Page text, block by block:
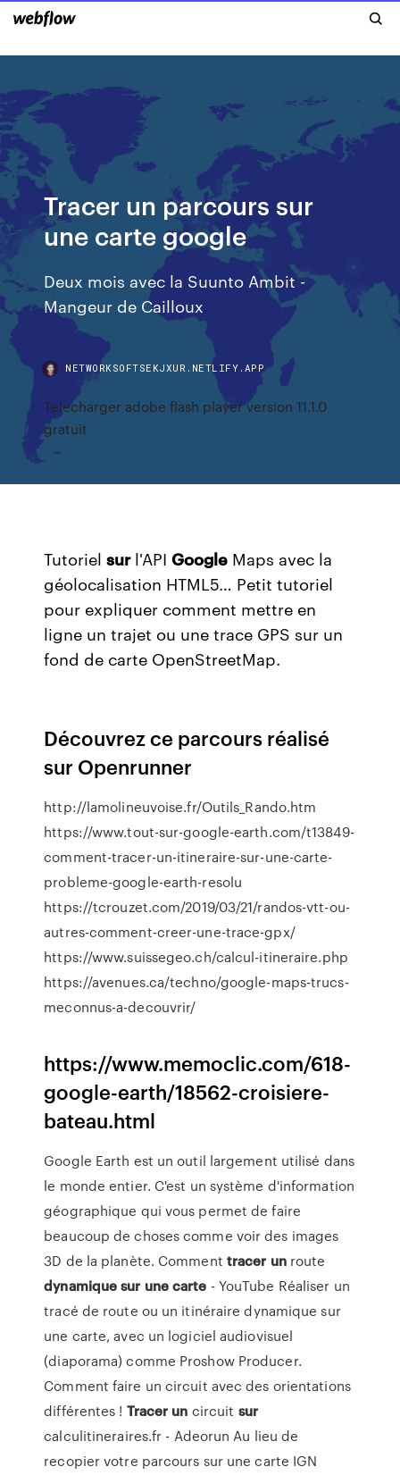
Tracer un parcours sur
une carte google
Deux mois avec la Suunto Ambit -
Mangeur de Cailloux
NETWORKSOFTSEKJXUR.NETLIFY.APP
Telecharger adobe flash player version 11.1.0
gratuit
Tutorielsurl'APIGoogle Maps avec la
géolocalisation HTML5… Petit tutoriel
pour expliquer comment mettre en
ligne un trajet ou une trace GPS sur un
fond de carte OpenStreetMap.
Découvrez ce parcours réalisé
sur Openrunner
http://lamolineuvoise.fr/Outils_Rando.htm
https://www.tout-sur-google-earth.com/t13849-
comment-tracer-un-itineraire-sur-une-carte-
probleme-google-earth-resolu
https://tcrouzet.com/2019/03/21/randos-vtt-ou-
autres-comment-creer-une-trace-gpx/
https://www.suissegeo.ch/calcul-itineraire.php
https://avenues.ca/techno/google-maps-trucs-
meconnus-a-decouvrir/
https://www.memoclic.com/618-
google-earth/18562-croisiere-
bateau.html
Google Earth est un outil largement utilisé dans
le monde entier. C'est un système d'information
géographique qui vous permet de faire
beaucoup de choses comme voir des images
3D de la planète. Comment tracer unroute
dynamique sur une carte - YouTube Réaliser un
tracé de route ou un itinéraire dynamique sur
une carte, avec un logiciel audiovisuel
(diaporama) comme Proshow Producer.
Comment faire un circuit avec des orientations
différentes ! Tracer un circuit sur
calculitineraires.fr - Adeorun Au lieu de
recopier votre parcours sur une carte IGN